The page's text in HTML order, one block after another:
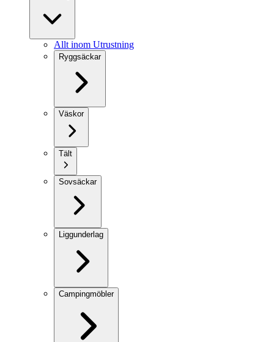
Allt inom Utrustning
Ryggsäckar
Väskor
Tält
Sovsäckar
Liggunderlag
Campingmöbler